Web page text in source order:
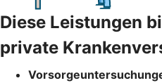
Diese Leistungen
private